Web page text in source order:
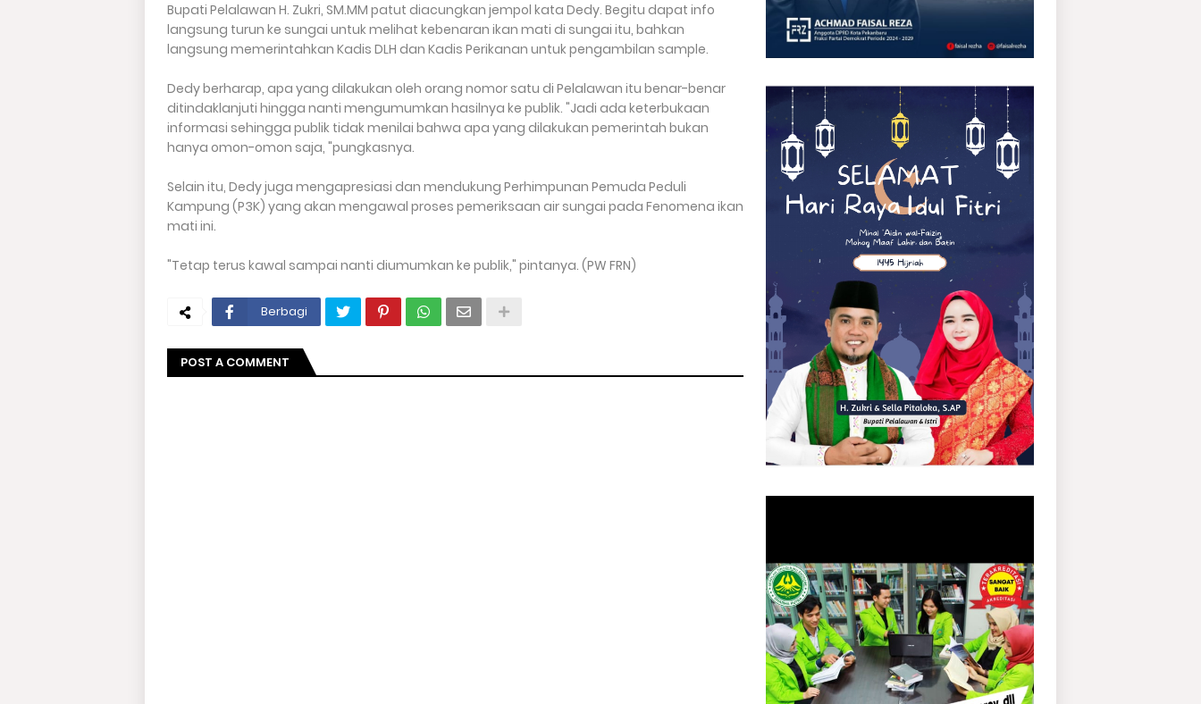
Bupati Pelalawan H. Zukri, SM.MM patut diacungkan jempol kata Dedy. Begitu dapat info
langsung turun ke sungai untuk melihat kebenaran ikan mati di sungai itu, bahkan
langsung memerintahkan Kadis DLH dan Kadis Perikanan untuk pengambilan sample.
Dedy berharap, apa yang dilakukan oleh orang nomor satu di Pelalawan itu benar-benar
ditindaklanjuti hingga nanti mengumumkan hasilnya ke publik. "Jadi ada keterbukaan
informasi sehingga publik tidak menilai bahwa apa yang dilakukan pemerintah bukan
hanya omon-omon saja, "pungkasnya.
Selain itu, Dedy juga mengapresiasi dan mendukung Perhimpunan Pemuda Peduli
Kampung (P3K) yang akan mengawal proses pemeriksaan air sungai pada Fenomena ikan
mati ini.
"Tetap terus kawal sampai nanti diumumkan ke publik," pintanya. (PW FRN)
Berbagi
POST A COMMENT